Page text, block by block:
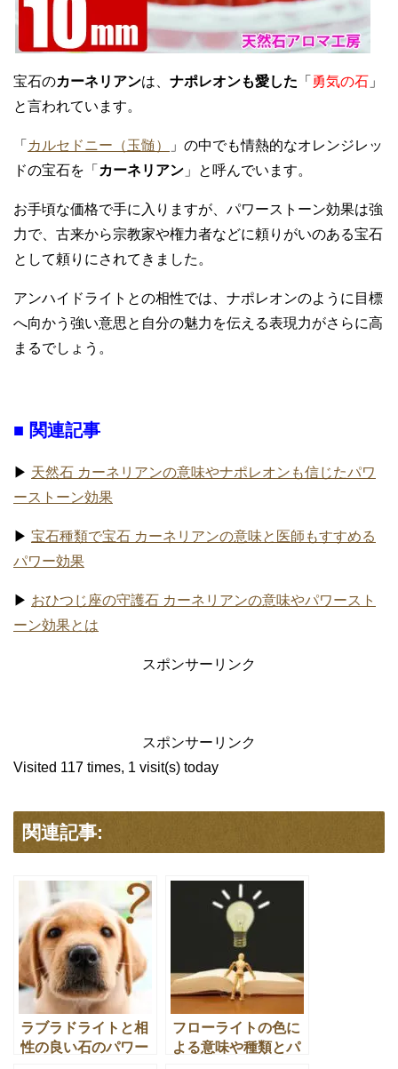
宝石のカーネリアンは、 ナポレオンも愛した 「 勇気の石 」
と言われています。
「 カルセドニー（玉髄）
」の中でも情熱的なオレンジレッ
ドの宝石を「 カーネリアン 」と呼んでいます。
お手頃な価格で手に入りますが、パワーストーン効果は強
力で、古来から宗教家や権力者などに頼りがいのある宝石
として頼りにされてきました。
アンハイドライトとの相性では、ナポレオンのように目標
へ向かう強い意思と自分の魅力を伝える表現力がさらに高
まるでしょう。
■ 関連記事
▶ 天然石 カーネリアンの意味やナポレオンも信じたパワ
ーストーン効果
▶ 宝石種類で宝石 カーネリアンの意味と医師もすすめる
パワー効果
▶ おひつじ座の守護石 カーネリアンの意味やパワースト
ーン効果とは
スポンサーリンク
スポンサーリンク
Visited 117 times, 1 visit(s) today
関連記事:
ラブラドライトと相
性の良い石のパワー
フローライトの色に
よる意味や種類とパ